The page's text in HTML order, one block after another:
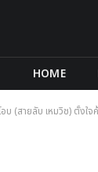
HOME
อบ (สายลับ เหมวิช) ตั้ง